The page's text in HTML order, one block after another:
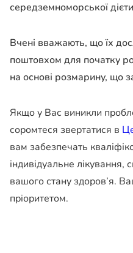
середземноморської
Вчені вважають, що їх
поштовхом для початку
на основі розмарину, що
Якщо у Вас виникли
соромтеся звертатися в
вам забезпечать
індивідуальне
вашого стану здоров’я.
пріоритетом.